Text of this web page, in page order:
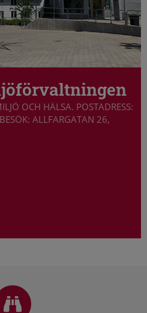
OCH HÄLSA. POSTADRESS:
ALLFARGATAN 26,